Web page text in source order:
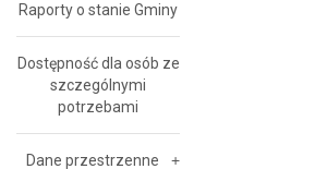
Raporty o stanie Gminy
Dostępność dla osób ze
szczególnymi
potrzebami
Dane przestrzenne